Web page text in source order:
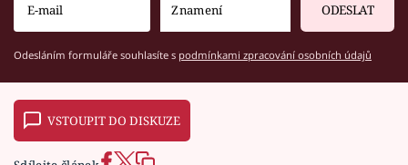
ODESLAT
Odesláním formuláře souhlasíte s podmínkami zpracování osobních údajů
VSTOUPIT DO DISKUZE